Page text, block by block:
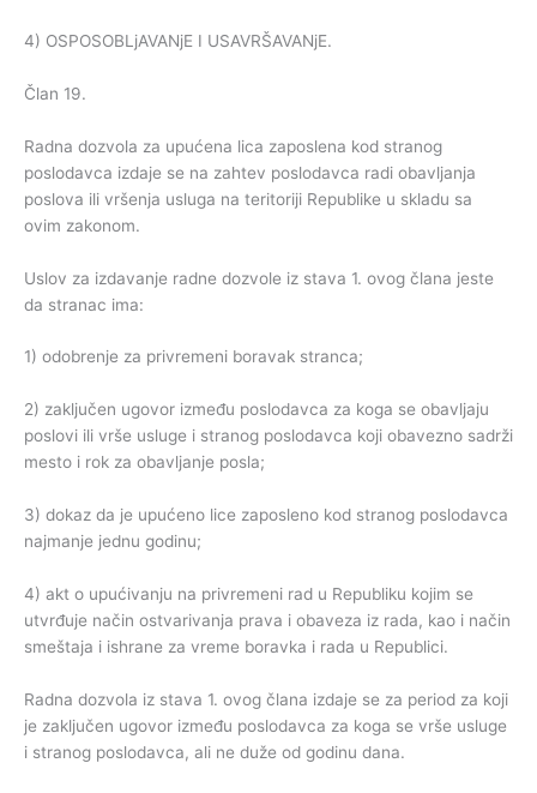
4) OSPOSOBLjAVANjE I USAVRŠAVANjE.
Član 19.
Radna dozvola za upućena lica zaposlena kod stranog
poslodavca izdaje se na zahtev poslodavca radi obavljanja
poslova ili vršenja usluga na teritoriji Republike u skladu sa
ovim zakonom.
Uslov za izdavanje radne dozvole iz stava 1. ovog člana jeste
da stranac ima:
1) odobrenje za privremeni boravak stranca;
2) zaključen ugovor između poslodavca za koga se obavljaju
poslovi ili vrše usluge i stranog poslodavca koji obavezno sadrži
mesto i rok za obavljanje posla;
3) dokaz da je upućeno lice zaposleno kod stranog poslodavca
najmanje jednu godinu;
4) akt o upućivanju na privremeni rad u Republiku kojim se
utvrđuje način ostvarivanja prava i obaveza iz rada, kao i način
smeštaja i ishrane za vreme boravka i rada u Republici.
Radna dozvola iz stava 1. ovog člana izdaje se za period za koji
je zaključen ugovor između poslodavca za koga se vrše usluge
i stranog poslodavca, ali ne duže od godinu dana.